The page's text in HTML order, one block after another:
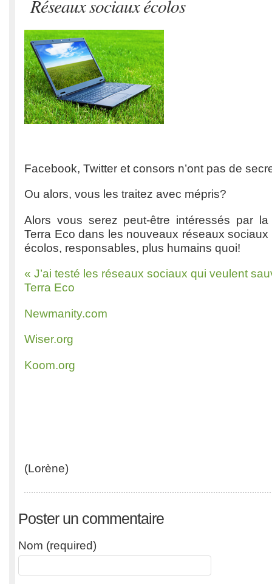
Réseaux sociaux écolos
Facebook, Twitter et consors n’ont pas de
Ou alors, vous les traitez avec mépris?
Alors vous serez peut-être intéressés par la
Terra Eco dans les nouveaux réseaux
écolos, responsables, plus humains quoi!
« J’ai testé les réseaux sociaux qui veulent
Terra Eco
Newmanity.com
Wiser.org
Koom.org
(Lorène)
Poster un commentaire
Nom (required)